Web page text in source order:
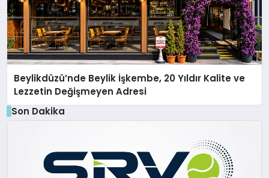
Beylikdüzü’nde Beylik İşkembe, 20 Yıldır Kalite ve
Lezzetin Değişmeyen Adresi
Son Dakika